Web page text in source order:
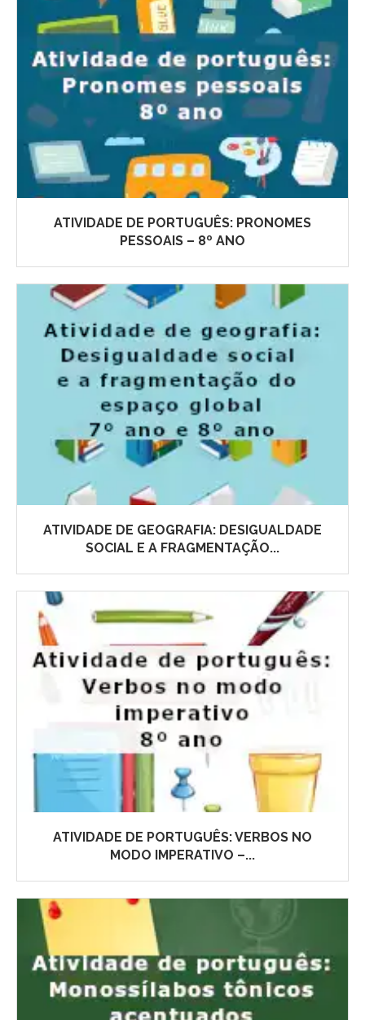
ATIVIDADE DE PORTUGUÊS: PRONOMES
PESSOAIS – 8º ANO
ATIVIDADE DE GEOGRAFIA: DESIGUALDADE
SOCIAL E A FRAGMENTAÇÃO...
ATIVIDADE DE PORTUGUÊS: VERBOS NO
MODO IMPERATIVO –...